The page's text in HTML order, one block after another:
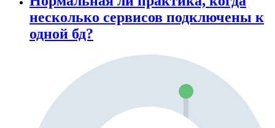
несколько сервисов подключены к
одной бд?